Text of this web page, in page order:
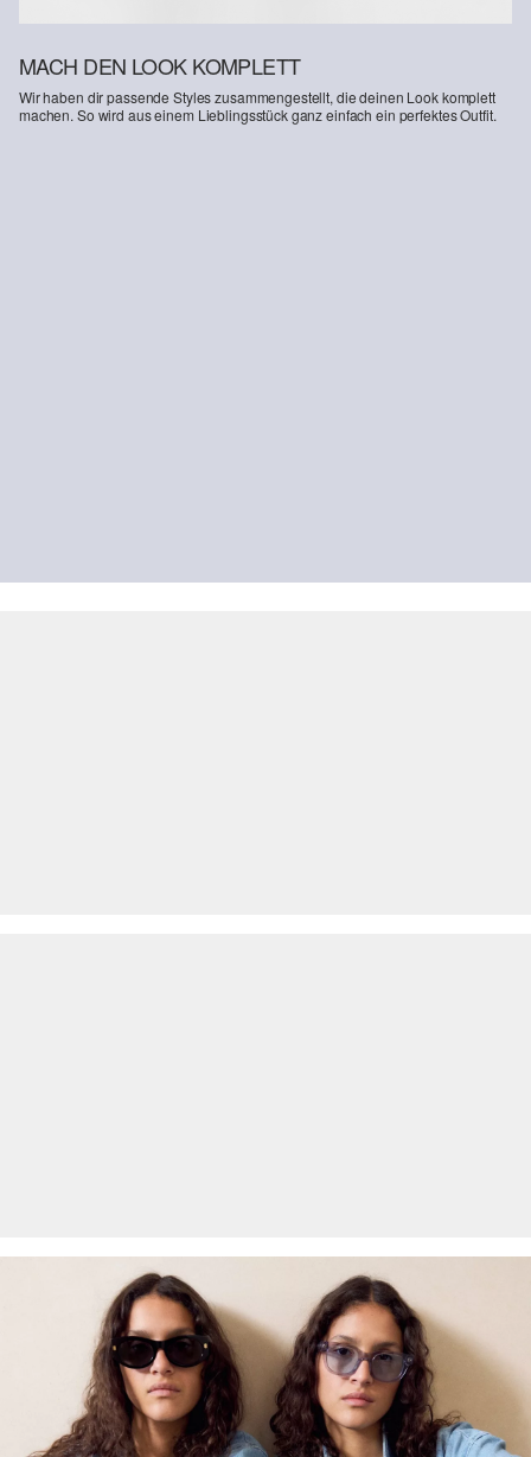
MACH DEN LOOK KOMPLETT
Wir haben dir passende Styles zusammengestellt, die deinen Look komplett
machen. So wird aus einem Lieblingsstück ganz einfach ein perfektes Outfit.